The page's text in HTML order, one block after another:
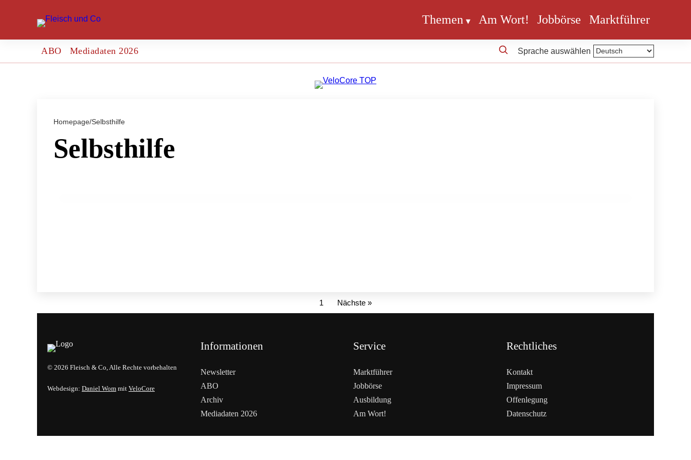
Themen Am Wort! Jobbörse Marktführer
ABO Mediadaten 2026 Sprache auswählen
Homepage/Selbsthilfe
Selbsthilfe
1 Nächste »
© 2026 Fleisch & Co, Alle Rechte vorbehalten
Webdesign: Daniel Wom mit VeloCore
Informationen
Newsletter
ABO
Archiv
Mediadaten 2026
Service
Marktführer
Jobbörse
Ausbildung
Am Wort!
Rechtliches
Kontakt
Impressum
Offenlegung
Datenschutz